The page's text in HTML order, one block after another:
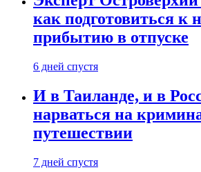
как подготовиться к
прибытию в отпуске
6 дней спустя
И в Таиланде, и в
нарваться на
путешествии
7 дней спустя